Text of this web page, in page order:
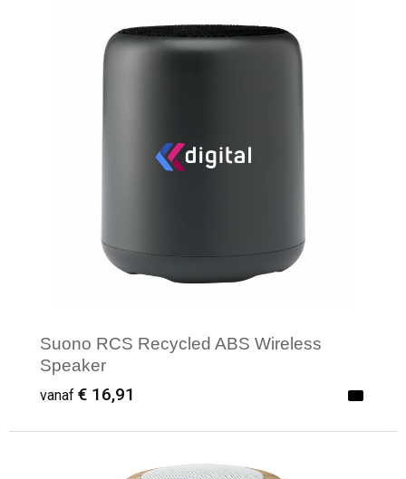
Minimale afname: 1
Suono RCS Recycled ABS Wireless
Speaker
vanaf € 16,91